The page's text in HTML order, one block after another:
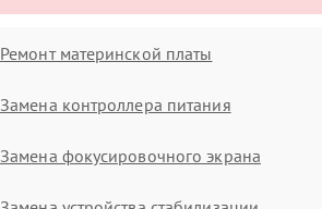
Ремонт материнской платы
Замена контроллера питания
Замена фокусировочного экрана